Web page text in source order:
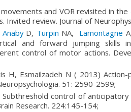
and VOR revisited in
review. Journal of
AnabyD, Turpin NA, Lamontagne
and forward jumping skills
control of motor actions.
H, Esmailzadeh N ( 2013) Action-
51: 2590-2599;
Subthreshold control of anticipatory
Research. 224:145-154;